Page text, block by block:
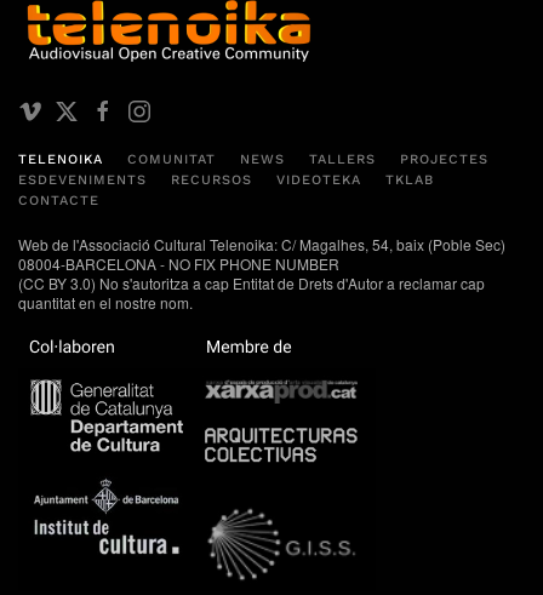
TELENOIKA COMUNITAT NEWS TALLERS
PROJECTES
ESDEVENIMENTS
RECURSOS VIDEOTEKA
TKLAB
CONTACTE
Web de l'Associació Cultural Telenoika: C/ Magalhes, 54, baix (Poble Sec)
08004-BARCELONA - NO FIX PHONE NUMBER
(CC BY 3.0) No s'autoritza a cap Entitat de Drets d'Autor a reclamar cap
quantitat en el nostre nom.